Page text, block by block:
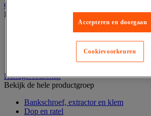
Gereedschap opbergen
Bekijk de hele productgroep
Assortimentsdoos en gereedschapkoffer
Gereedschapskist en opbergtas
Gereedschapskoffer en versterkte kist
Handgereedschap
Bekijk de hele productgroep
Bankschroef, extractor en klem
Dop en ratel
Accepteren en doorgaan
Cookievoorkeuren